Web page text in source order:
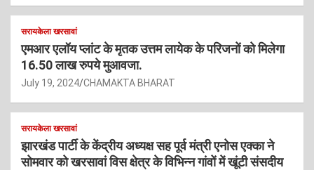
सरायकेला खरसावां
एमआर एलॉय प्लांट के मृतक उत्तम लायेक के परिजनों को मिलेगा
16.50 लाख रुपये मुआवजा.
July 19, 2024 CHAMAKTA BHARAT
सरायकेला खरसावां
झारखंड पार्टी के केंद्रीय अध्यक्ष सह पूर्व मंत्री एनोस एक्का ने
सोमवार को खरसावां विस क्षेत्र के विभिन्न गांवों में खूंटी संसदीय